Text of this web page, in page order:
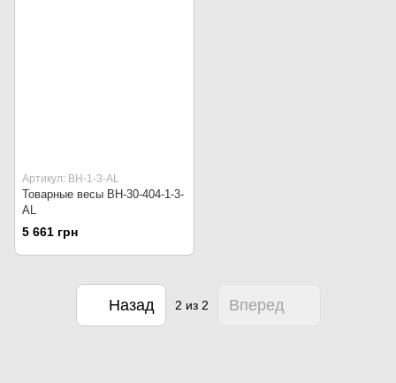
Артикул: ВН-1-3-AL
Товарные весы ВН-30-404-1-3-
AL
5 661 грн
Назад 2 из 2 Вперед